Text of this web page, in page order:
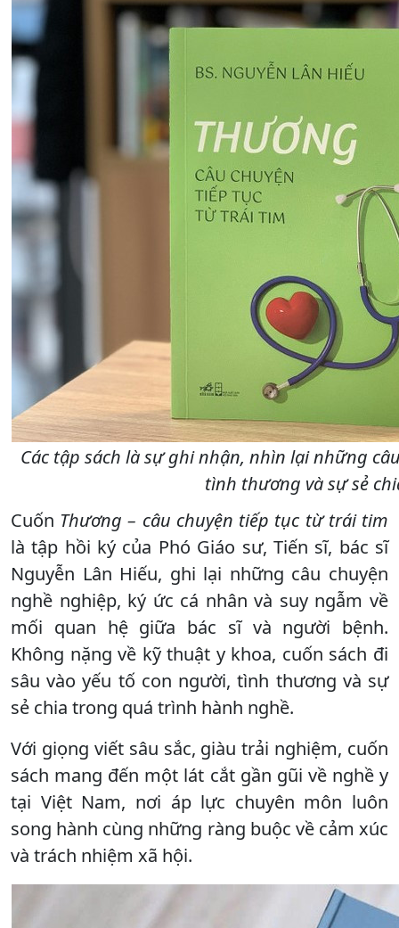
Các tập sách là sự ghi nhận, nhìn lại những
tình thương và sự sẻ
Cuốn Thương – câu chuyện tiếp tục từ trái tim
là tập hồi ký của Phó Giáo sư, Tiến sĩ, bác sĩ
Nguyễn Lân Hiếu, ghi lại những câu chuyện
nghề nghiệp, ký ức cá nhân và suy ngẫm về
mối quan hệ giữa bác sĩ và người bệnh.
Không nặng về kỹ thuật y khoa, cuốn sách đi
sâu vào yếu tố con người, tình thương và sự
sẻ chia trong quá trình hành nghề.
Với giọng viết sâu sắc, giàu trải nghiệm, cuốn
sách mang đến một lát cắt gần gũi về nghề y
tại Việt Nam, nơi áp lực chuyên môn luôn
song hành cùng những ràng buộc về cảm xúc
và trách nhiệm xã hội.